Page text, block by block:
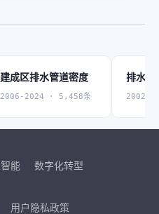
建成区排水管道密度
2006-2024 · 5,458条
排水管
2002-
能
数字化转型
用户隐私政策